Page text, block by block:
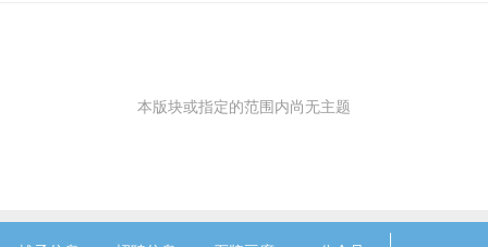
本版块或指定的范围内尚无主题